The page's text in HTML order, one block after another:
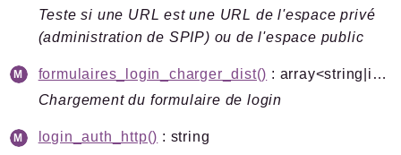
Teste si une URL est une URL de l'espace privé
(administration de SPIP) ou de l'espace public
formulaires_login_charger_dist()
: array<string|int, mixed>
Chargement du formulaire de login
login_auth_http() : string